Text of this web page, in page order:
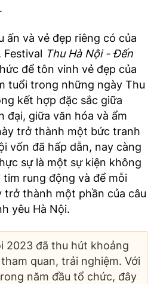
ấn và vẻ đẹp riêng có của
Festival Thu Hà Nội - Đến
để tôn vinh vẻ đẹp của
tuổi trong những ngày Thu
kết hợp đặc sắc giữa
đại, giữa văn hóa và ẩm
trở thành một bức tranh
vốn đã hấp dẫn, nay càng
sự là một sự kiện không
rung động và để mỗi
trở thành một phần của câu
yêu Hà Nội.
2023 đã thu hút khoảng
quan, trải nghiệm. Với
năm đầu tổ chức, đây